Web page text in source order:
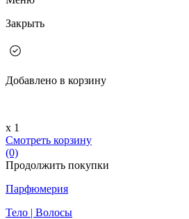
Закрыть
Добавлено в корзину
х 1
Смотреть корзину
(0)
Продолжить покупки
Парфюмерия
Тело | Волосы